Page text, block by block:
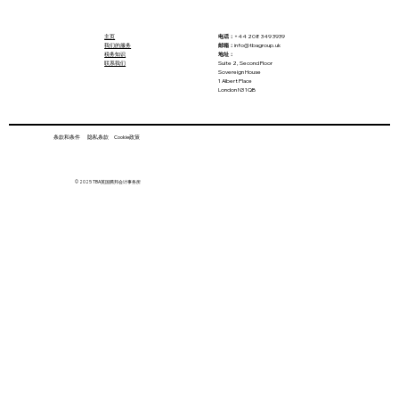
主页
我们的服务
税务知识
联系我们
电话： +44 208 349 3939
邮箱： info@tbagroup.uk
地址：
Suite 2, Second Floor
Sovereign House
1 Albert Place
London N3 1QB
条款和条件 隐私条款 Cookie政策
© 2025 TBA英国腾邦会计事务所